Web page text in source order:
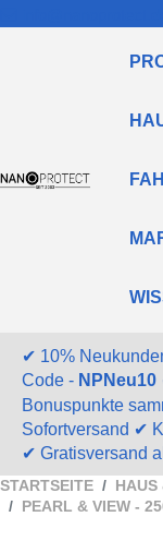
✔ 10%
Code - NPNeu10
Bonuspunkte
Sofortversand ✔
✔ Gratisversand
STARTSEITE HAUS
PEARL & VIEW -